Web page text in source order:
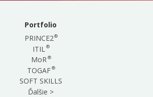
Portfolio
PRINCE2®
ITIL®
MoR®
TOGAF®
SOFT SKILLS
Ďalšie >